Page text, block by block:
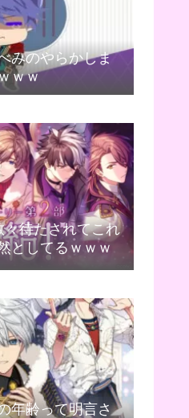
みのやらかしま
ｗｗ
々待たされてこれ
としてるｗｗｗ
年齢って明言さ